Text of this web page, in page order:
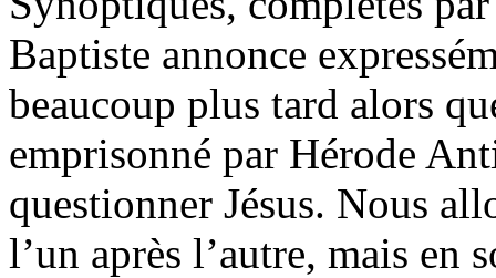
Baptiste annonce
beaucoup plus tard alors
emprisonné par Hérode
questionner Jésus. Nous
l’un après l’autre, mais en